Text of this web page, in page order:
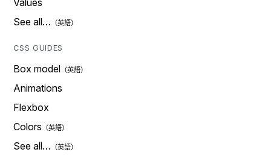
See all…
CSS GUIDES
Box model
Animations
Flexbox
Colors
See all…